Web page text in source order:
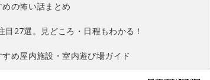
めの怖い話まとめ
目27選。見どころ・日程もわかる！
め屋内施設・室内遊び場ガイド